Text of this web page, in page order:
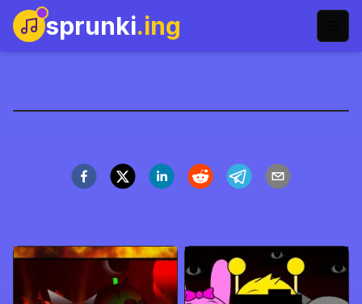
sprunki.ing
Şimdi Oyna